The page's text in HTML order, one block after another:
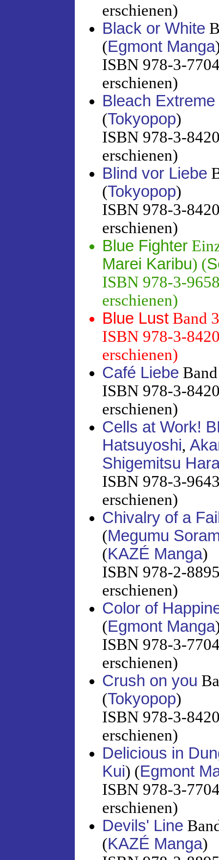
erschienen)
Black or White
(Egmont Manga
ISBN 978-3-
erschienen)
Bleach Extreme
(Tokyopop)
ISBN 978-3-
erschienen)
Blind vor Liebe
(Tokyopop)
ISBN 978-3-
erschienen)
Blue Fighter
Marei Karibu) (
ISBN 978-3-
erschienen)
Blue Lust Band
ISBN 978-3-
erschienen)
Café Liebe
ISBN 978-3-
erschienen)
Cells at Work!
Hatsuyoshi,
Shigemitsu
ISBN 978-3-
erschienen)
Chivalry of a
(Megumu
(KAZÉ Manga)
ISBN 978-2-
erschienen)
Color of
(Egmont Manga
ISBN 978-3-
erschienen)
Crush on you
(Tokyopop)
ISBN 978-3-
erschienen)
Delicious in
Kui) (Egmont
ISBN 978-3-
erschienen)
Devils' Line
(KAZÉ Manga)